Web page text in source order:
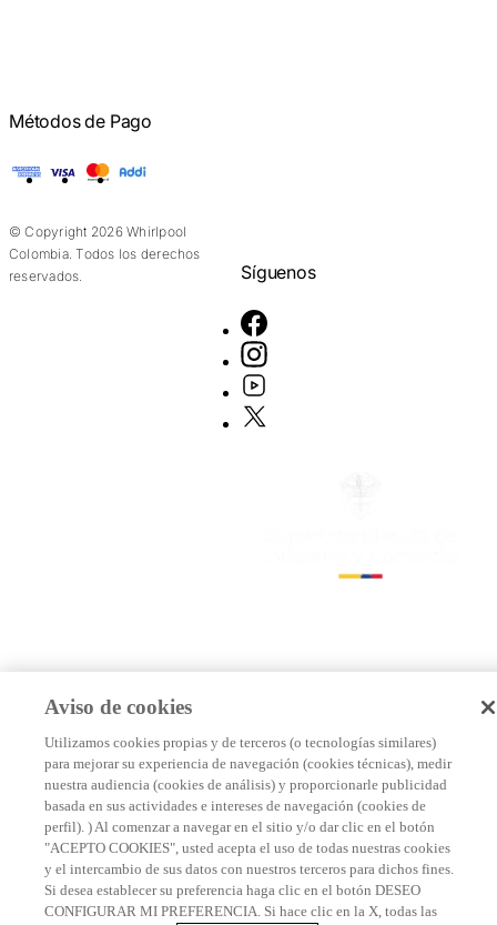
Métodos de Pago
American Express
Visa Mastercard
© Copyright 2026 Whirlpool
Colombia. Todos los derechos
reservados.
Síguenos
Aviso de cookies
Utilizamos cookies propias y de terceros (o tecnologías similares)
para mejorar su experiencia de navegación (cookies técnicas), medir
nuestra audiencia (cookies de análisis) y proporcionarle publicidad
basada en sus actividades e intereses de navegación (cookies de
perfil). ) Al comenzar a navegar en el sitio y/o dar clic en el botón
"ACEPTO COOKIES", usted acepta el uso de todas nuestras cookies
y el intercambio de sus datos con nuestros terceros para dichos fines.
Si desea establecer su preferencia haga clic en el botón DESEO
CONFIGURAR MI PREFERENCIA. Si hace clic en la X, todas las